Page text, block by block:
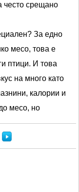
често срещано
За едно
месо, това е
птици. И това
на много като
калории и
месо, но